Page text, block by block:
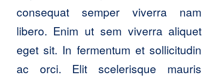
consequat semper viverra nam
libero. Enim ut sem viverra aliquet
eget sit. In fermentum et sollicitudin
ac orci. Elit scelerisque mauris